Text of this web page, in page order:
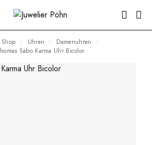
Shop Uhren
Damenuhren
Thomas Sabo Karma Uhr Bicolor